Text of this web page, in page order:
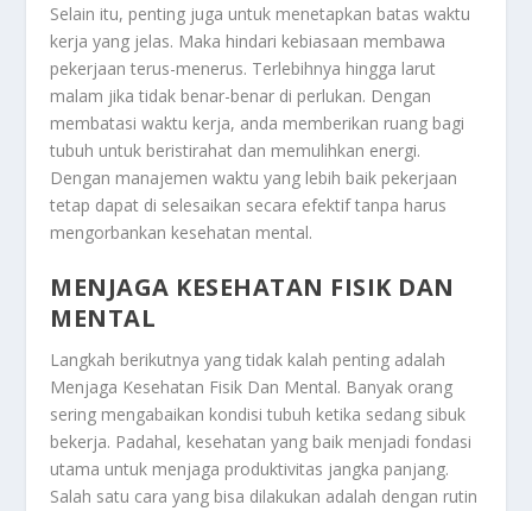
Selain itu, penting juga untuk menetapkan batas waktu
kerja yang jelas. Maka hindari kebiasaan membawa
pekerjaan terus-menerus. Terlebihnya hingga larut
malam jika tidak benar-benar di perlukan. Dengan
membatasi waktu kerja, anda memberikan ruang bagi
tubuh untuk beristirahat dan memulihkan energi.
Dengan manajemen waktu yang lebih baik pekerjaan
tetap dapat di selesaikan secara efektif tanpa harus
mengorbankan kesehatan mental.
MENJAGA KESEHATAN FISIK DAN
MENTAL
Langkah berikutnya yang tidak kalah penting adalah
Menjaga Kesehatan Fisik Dan Mental. Banyak orang
sering mengabaikan kondisi tubuh ketika sedang sibuk
bekerja. Padahal, kesehatan yang baik menjadi fondasi
utama untuk menjaga produktivitas jangka panjang.
Salah satu cara yang bisa dilakukan adalah dengan rutin